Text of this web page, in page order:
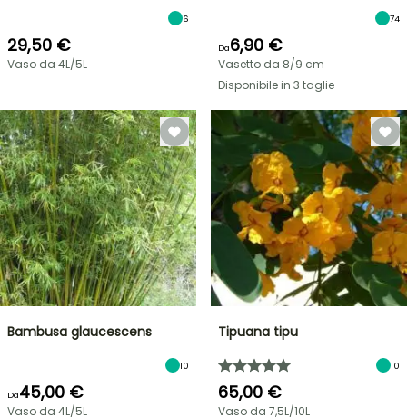
6
29,50 €
Vaso da 4L/5L
74
Da6,90 €
Vasetto da 8/9 cm
Disponibile in 3 taglie
Bambusa glaucescens
10
Da45,00 €
Vaso da 4L/5L
Tipuana tipu
10
65,00 €
Vaso da 7,5L/10L